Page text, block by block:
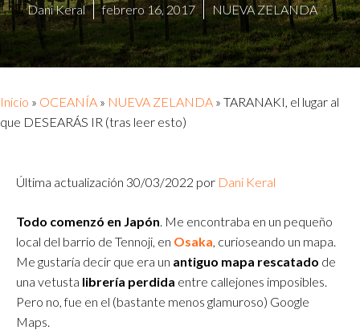
Dani Keral febrero 16, 2017 NUEVA ZELANDA
Inicio » OCEANÍA » NUEVA ZELANDA » TARANAKI, el lugar al
que DESEARÁS IR (tras leer esto)
Última actualización 30/03/2022 por Dani Keral
Todo comenzó en Japón . Me encontraba en un pequeño
local del barrio de Tennoji, en Osaka , curioseando un mapa.
Me gustaría decir que era un antiguo mapa rescatado de
una vetusta librería perdida entre callejones imposibles.
Pero no, fue en el (bastante menos glamuroso) Google
Maps.